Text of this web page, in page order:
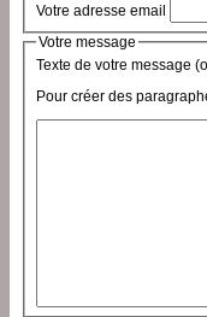
Votre adresse email
Votre message
Texte de votre message
Pour créer des